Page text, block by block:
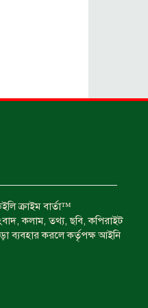
ক্রাইম বার্তা™
কলাম, তথ্য, ছবি, কপিরাইট
ব্যবহার করলে কর্তৃপক্ষ আইনি